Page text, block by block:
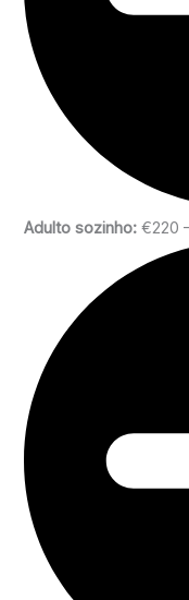
Adulto sozinho: €220